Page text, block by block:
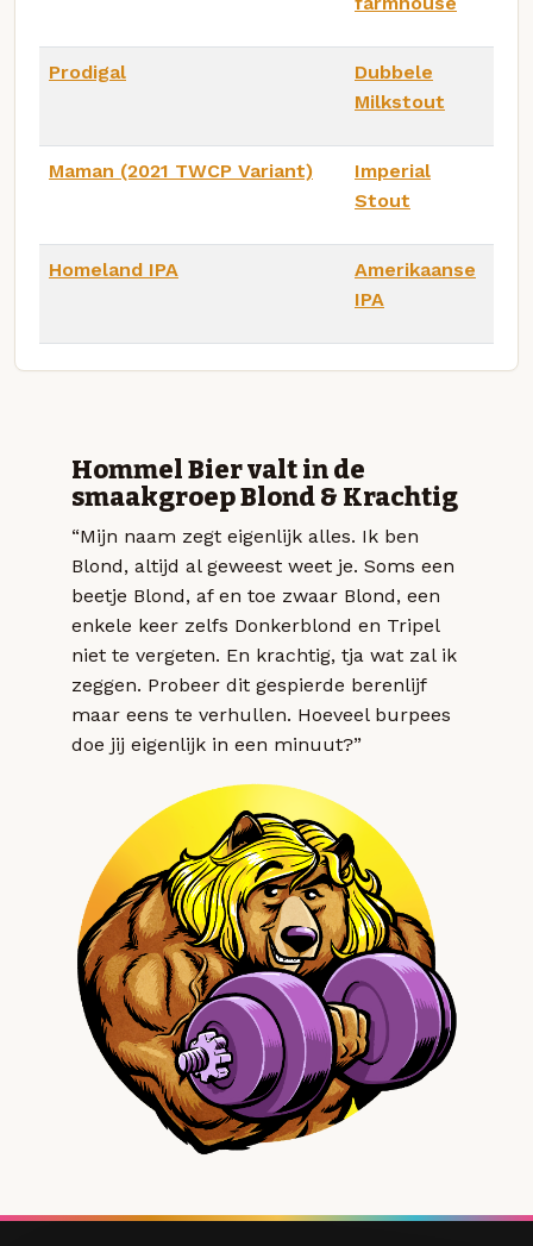
Prodigal
Dubbele
Milkstout
Maman (2021 TWCP Variant)
Imperial
Stout
Homeland IPA
Amerikaanse
IPA
Hommel Bier valt in de
smaakgroep Blond & Krachtig
“Mijn naam zegt eigenlijk alles. Ik ben
Blond, altijd al geweest weet je. Soms een
beetje Blond, af en toe zwaar Blond, een
enkele keer zelfs Donkerblond en Tripel
niet te vergeten. En krachtig, tja wat zal ik
zeggen. Probeer dit gespierde berenlijf
maar eens te verhullen. Hoeveel burpees
doe jij eigenlijk in een minuut?”